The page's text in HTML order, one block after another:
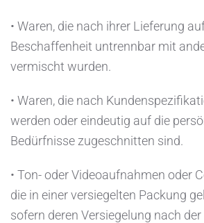
• Waren, die nach ihrer Lieferung
Beschaffenheit untrennbar mit
vermischt wurden.
• Waren, die nach
werden oder eindeutig auf die
Bedürfnisse zugeschnitten sind.
• Ton- oder Videoaufnahmen oder
die in einer versiegelten Packung
sofern deren Versiegelung nach